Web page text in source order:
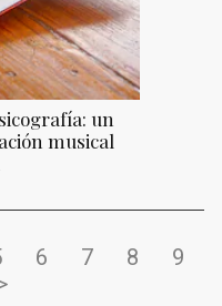
un
musical
6 7 8
9